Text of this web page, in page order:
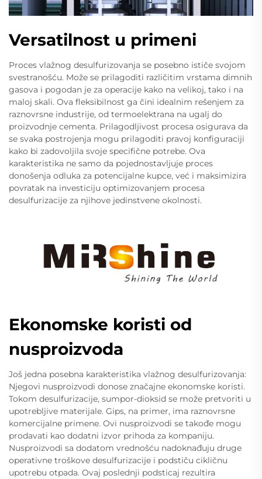
Versatilnost u primeni
Proces vlažnog desulfurizovanja se posebno ističe svojom
svestranošću. Može se prilagoditi različitim vrstama dimnih
gasova i pogodan je za operacije kako na velikoj, tako i na
maloj skali. Ova fleksibilnost ga čini idealnim rešenjem za
raznovrsne industrije, od termoelektrana na ugalj do
proizvodnje cementa. Prilagodljivost procesa osigurava da
se svaka postrojenja mogu prilagoditi pravoj konfiguraciji
kako bi zadovoljila svoje specifične potrebe. Ova
karakteristika ne samo da pojednostavljuje proces
donošenja odluka za potencijalne kupce, već i maksimizira
povratak na investiciju optimizovanjem procesa
desulfurizacije za njihove jedinstvene okolnosti.
Ekonomske koristi od
nusproizvoda
Još jedna posebna karakteristika vlažnog desulfurizovanja:
Njegovi nusproizvodi donose značajne ekonomske koristi.
Tokom desulfurizacije, sumpor-dioksid se može pretvoriti u
upotrebljive materijale. Gips, na primer, ima raznovrsne
komercijalne primene. Ovi nusproizvodi se takođe mogu
prodavati kao dodatni izvor prihoda za kompaniju.
Nusproizvodi sa dodatom vrednošću nadoknađuju druge
operativne troškove desulfurizacije i podstiču cikličnu
upotrebu otpada. Ovaj poslednji podsticaj rezultira